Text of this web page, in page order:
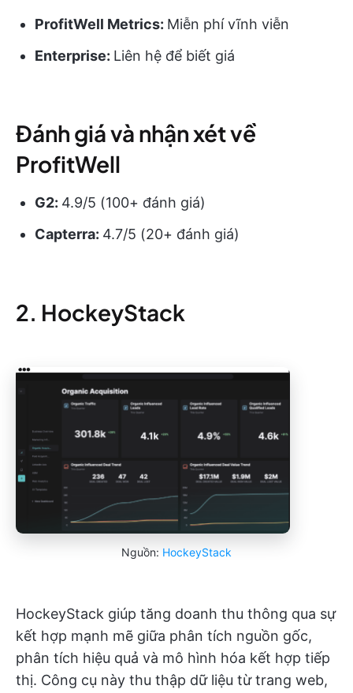
ProfitWell Metrics: Miễn phí vĩnh viễn
Enterprise: Liên hệ để biết giá
Đánh giá và nhận xét về
ProfitWell
G2: 4.9/5 (100+ đánh giá)
Capterra: 4.7/5 (20+ đánh giá)
2. HockeyStack
Nguồn: HockeyStack
HockeyStack giúp tăng doanh thu thông qua sự
kết hợp mạnh mẽ giữa phân tích nguồn gốc,
phân tích hiệu quả và mô hình hóa kết hợp tiếp
thị. Công cụ này thu thập dữ liệu từ trang web,